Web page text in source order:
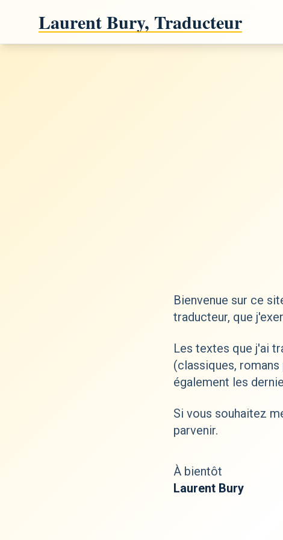
Laurent Bury, Traducteur
Bienvenue sur ce
traducteur, que
Les textes que j'ai
(classiques,
également les
Si vous souhaitez
parvenir.
À bientôt
Laurent Bury